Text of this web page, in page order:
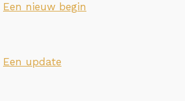
Een nieuw begin
Een update